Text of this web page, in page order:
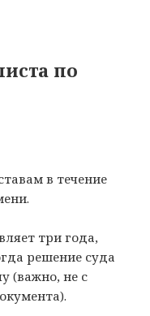
по
в течение
три года,
решение суда
(важно, не с